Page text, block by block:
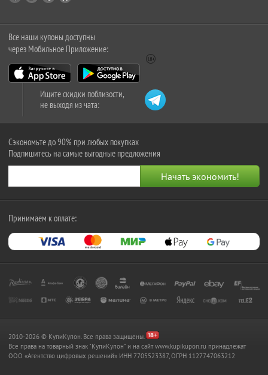
Все наши купоны доступны
через Мобильное Приложение:
Ищите скидки поблизости,
не выходя из чата:
Сэкономьте до 90% при любых покупках
Подпишитесь на самые выгодные предложения
Принимаем к оплате:
2010-2026 © КупиКупон. Все права защищены.
Все права на товарный знак "КупиКупон" и на сайт www.kupikupon.ru принадлежат
OOO «Агентство цифровых решений» ИНН 7705523387, ОГРН 1127747063212